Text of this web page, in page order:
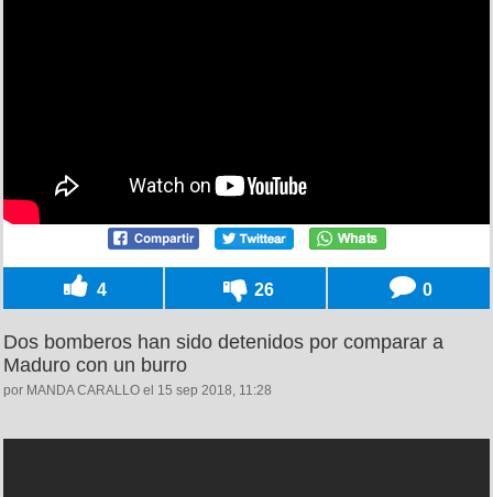
4 26 0
Dos bomberos han sido detenidos por comparar a
Maduro con un burro
por MANDA CARALLO el 15 sep 2018, 11:28